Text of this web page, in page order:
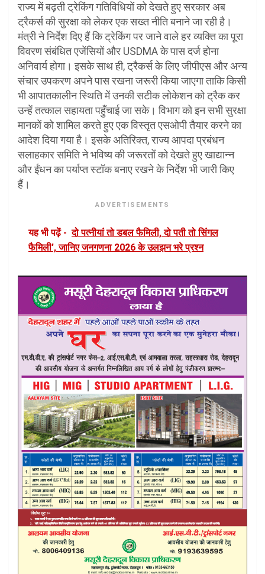
राज्य में बढ़ती ट्रेकिंग गतिविधियों को देखते हुए सरकार अब
ट्रैकर्स की सुरक्षा को लेकर एक सख्त नीति बनाने जा रही है।
मंत्री ने निर्देश दिए हैं कि ट्रेकिंग पर जाने वाले हर व्यक्ति का पूरा
विवरण संबंधित एजेंसियों और USDMA के पास दर्ज होना
अनिवार्य होगा। इसके साथ ही, ट्रैकर्स के लिए जीपीएस और अन्य
संचार उपकरण अपने पास रखना जरूरी किया जाएगा ताकि किसी
भी आपातकालीन स्थिति में उनकी सटीक लोकेशन को ट्रैक कर
उन्हें तत्काल सहायता पहुँचाई जा सके। विभाग को इन सभी सुरक्षा
मानकों को शामिल करते हुए एक विस्तृत एसओपी तैयार करने का
आदेश दिया गया है। इसके अतिरिक्त, राज्य आपदा प्रबंधन
सलाहकार समिति ने भविष्य की जरूरतों को देखते हुए खाद्यान्न
और ईंधन का पर्याप्त स्टॉक बनाए रखने के निर्देश भी जारी किए
हैं।
ADVERTISEMENTS
यह भी पढ़ें - दो पत्नीयां तो डबल फैमिली, दो पती तो सिंगल
फैमिली', जानिए जनगणना 2026 के उलझन भरे प्रश्न